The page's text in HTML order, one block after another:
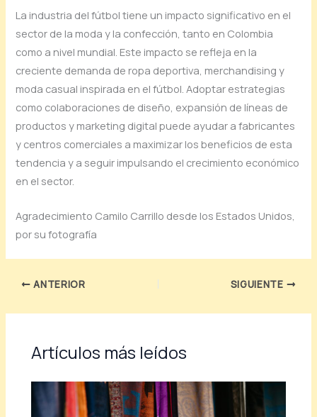
La industria del fútbol tiene un impacto significativo en el
sector de la moda y la confección, tanto en Colombia
como a nivel mundial. Este impacto se refleja en la
creciente demanda de ropa deportiva, merchandising y
moda casual inspirada en el fútbol. Adoptar estrategias
como colaboraciones de diseño, expansión de líneas de
productos y marketing digital puede ayudar a fabricantes
y centros comerciales a maximizar los beneficios de esta
tendencia y a seguir impulsando el crecimiento económico
en el sector.
Agradecimiento Camilo Carrillo desde los Estados Unidos,
por su fotografía
ANTERIOR SIGUIENTE
Artículos más leídos